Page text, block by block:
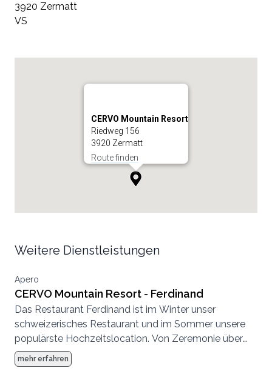
3920 Zermatt
VS
CERVO Mountain Resort
Riedweg 156
3920 Zermatt
Route finden
Weitere Dienstleistungen
Apero
CERVO Mountain Resort - Ferdinand
Das Restaurant Ferdinand ist im Winter unser
schweizerisches Restaurant und im Sommer unsere
populärste Hochzeitslocation. Von Zeremonie über
Abendessen bis zur Party, hier können wir eine
komplette Hochzeit von Anfang bis Ende
mehr erfahren